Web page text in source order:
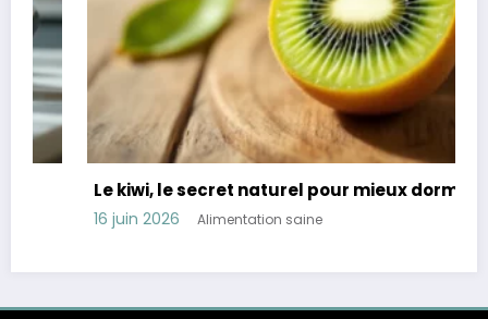
Le kiwi, le secret naturel pour mieux dormir
16 juin 2026 Alimentation saine